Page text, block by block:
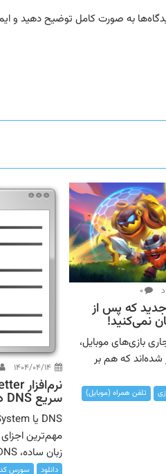
۰
جدید که پس از
نمی‌کنید!
بازی‌های موبایل،
شده‌اند که هم بر
تلفن همراه (موبایل)
۱۴۰۴/۰۴/۱۴
سریع DNS در ویندوز
مهم‌ترین
زبان ساده، DNS...
دانلود سورس کد